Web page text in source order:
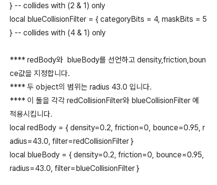
} -- collides with (2 & 1) only
local blueCollisionFilter = { categoryBits = 4, maskBits = 5
} -- collides with (4 & 1) only
**** redBody와 blueBody를 선언하고 density,friction,boun
ce값을 지정합니다.
**** 두 object의 범위는 radius 43.0 입니다.
**** 이 둘을 각각 redCollisionFilter와 blueCollisionFilter 에
적용시킵니다.
local redBody = { density=0.2, friction=0, bounce=0.95, r
adius=43.0, filter=redCollisionFilter }
local blueBody = { density=0.2, friction=0, bounce=0.95,
radius=43.0, filter=blueCollisionFilter }